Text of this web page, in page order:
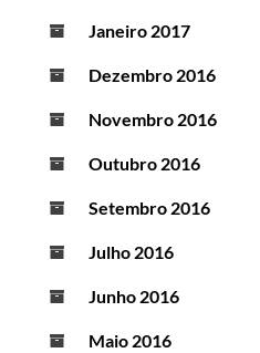
Janeiro 2017
Dezembro 2016
Novembro 2016
Outubro 2016
Setembro 2016
Julho 2016
Junho 2016
Maio 2016